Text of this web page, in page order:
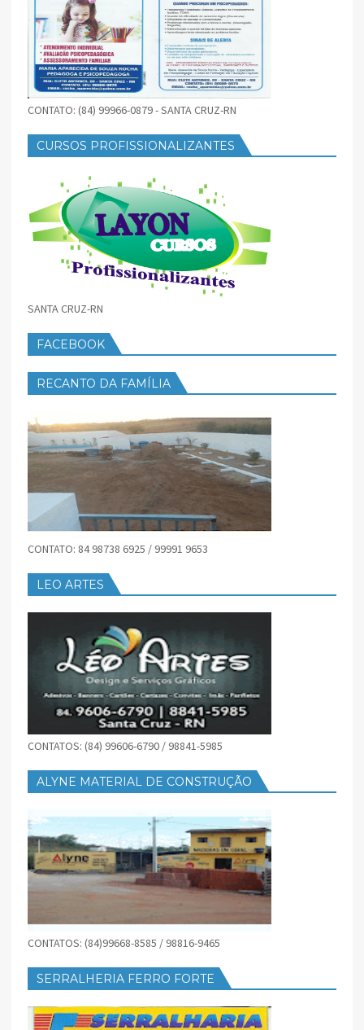
CONTATO: (84) 99966-0879 - SANTA CRUZ-RN
CURSOS PROFISSIONALIZANTES
SANTA CRUZ-RN
FACEBOOK
RECANTO DA FAMÍLIA
CONTATO: 84 98738 6925 / 99991 9653
LEO ARTES
CONTATOS: (84) 99606-6790 / 98841-5985
ALYNE MATERIAL DE CONSTRUÇÃO
CONTATOS: (84)99668-8585 / 98816-9465
SERRALHERIA FERRO FORTE